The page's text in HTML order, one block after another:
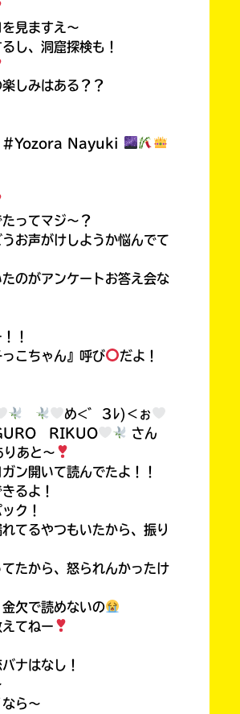
見ますえ〜
し、洞窟探検も！
しみはある？？
Nayuki
ってマジ〜？
お声がけしようか悩んでて
のがアンケートお答え会な
！
こちゃん』呼び
だよ！
め<゛Зﾚ)＜ぉ
RIKUO
さん
りあと〜
ン開いて読んでたよ！！
るよ！
ク！
てるやつもいたから、振り
たから、怒られんかったけ
欠で読めないの
てねー
ナはなし！
ら〜